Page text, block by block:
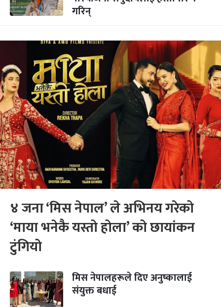
गरिन्
४ जना ‘मिस नेपाल’ ले अभिनय गरेको
‘माया भनेकै यस्तो होला’ को छायांकन
टुंगियो
मिस नेपालहरूले दिए अनुष्कालाई
संयुक्त बधाई